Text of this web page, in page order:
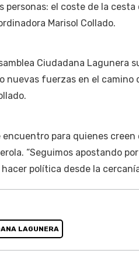
el coste de la cesta
Marisol Collado.
Ciudadana Lagunera
nuevas fuerzas en el camino
para quienes
“Seguimos apostando
política desde la
LAGUNERA